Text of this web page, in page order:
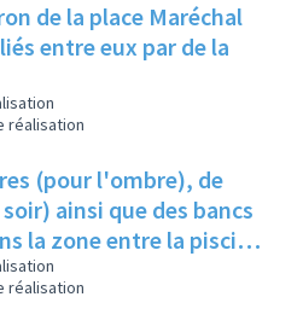
de la place Maréchal
entre eux par de la
réalisation
(pour l'ombre), de
ainsi que des bancs
la zone entre la piscine
réalisation